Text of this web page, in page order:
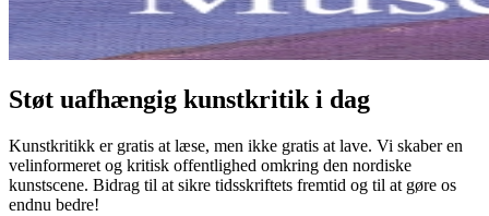
Støt uafhængig kunstkritik i dag
Kunstkritikk er gratis at læse, men ikke gratis at lave. Vi skaber en
velinformeret og kritisk offentlighed omkring den nordiske
kunstscene. Bidrag til at sikre tidsskriftets fremtid og til at gøre os
endnu bedre!